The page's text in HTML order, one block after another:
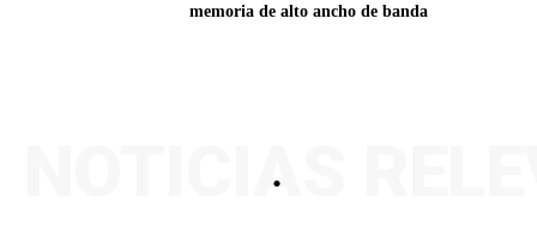
memoria de alto ancho de banda
.
NOTICIAS